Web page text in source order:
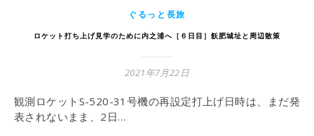
ぐるっと長旅
ロケット打ち上げ見学のために内之浦へ［６日目］飫肥城址と周辺散策
2021年7月22日
観測ロケットS-520-31号機の再設定打上げ日時は、まだ発
表されないまま、2日…